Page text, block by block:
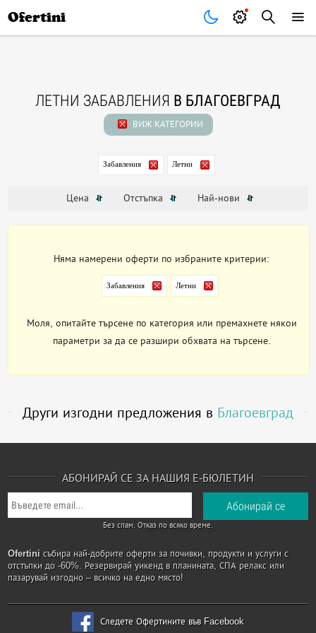
Ofertini
ЛЕТНИ ЗАБАВЛЕНИЯ В БЛАГОЕВГРАД
ВИЖ КАТЕГОРИИ
Забавления Летни
Цена Отстъпка Най-нови
Няма намерени оферти по избраните критерии:
Забавления Летни
Моля, опитайте търсене по категория или премахнете някои
параметри за да се разшири обхвата на търсене.
Други изгодни предложения в Благоевград
АБОНИРАЙ СЕ ЗА НАШИЯ Е-БЮЛЕТИН
Без спам. Отказ по всяко време.
Ofertini събира най-добрите оферти за почивки, продукти и услуги с
отстъпки до -60%. Резервирай уикенд в планината, СПА релакс или
пазарувай изгодно – всичко на едно място!
Следете Офертините във Facebook